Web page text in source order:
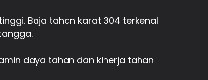
Baja tahan karat 304 terkenal
daya tahan dan kinerja tahan